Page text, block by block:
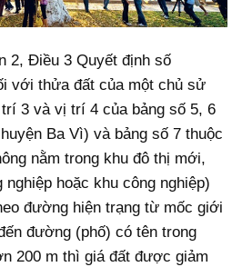
2, Điều 3 Quyết định số
với thửa đất của một chủ sử
3 và vị trí 4 của bảng số 5, 6
Ba Vì) và bảng số 7 thuộc
nằm trong khu đô thị mới,
nghiệp hoặc khu công nghiệp)
đường hiện trạng từ mốc giới
đường (phố) có tên trong
200 m thì giá đất được giảm